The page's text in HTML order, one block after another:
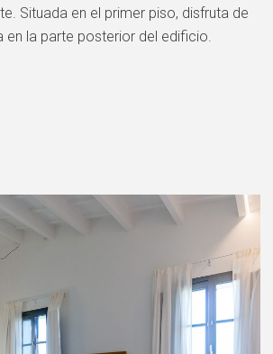
Situada en el primer piso, disfruta de
en la parte posterior del edificio.